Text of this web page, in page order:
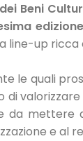
Beni
edizione
line-up ricca
le quali
di
mettere
e al